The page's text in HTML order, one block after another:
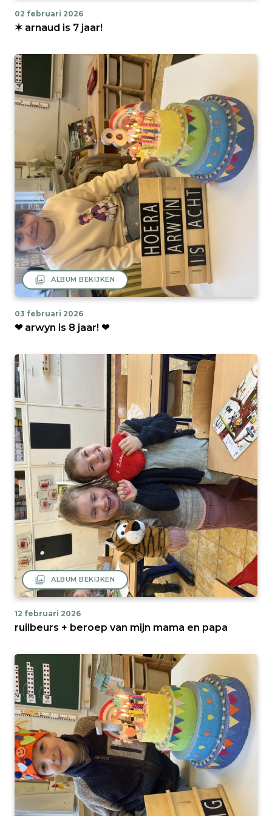
02 februari 2026
✶ arnaud is 7 jaar!
filter ALBUM BEKIJKEN
03 februari 2026
❤ arwyn is 8 jaar! ❤
filter ALBUM BEKIJKEN
12 februari 2026
ruilbeurs + beroep van mijn mama en papa